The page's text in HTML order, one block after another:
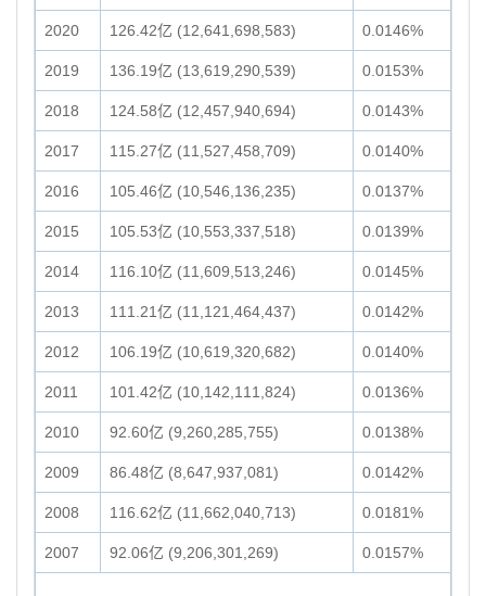
2020 126.42亿 (12,641,698,583) 0.0146%
2019 136.19亿 (13,619,290,539) 0.0153%
2018 124.58亿 (12,457,940,694) 0.0143%
2017 115.27亿 (11,527,458,709) 0.0140%
2016 105.46亿 (10,546,136,235) 0.0137%
2015 105.53亿 (10,553,337,518) 0.0139%
2014 116.10亿 (11,609,513,246) 0.0145%
2013 111.21亿 (11,121,464,437) 0.0142%
2012 106.19亿 (10,619,320,682) 0.0140%
2011 101.42亿 (10,142,111,824) 0.0136%
2010 92.60亿 (9,260,285,755) 0.0138%
2009 86.48亿 (8,647,937,081) 0.0142%
2008 116.62亿 (11,662,040,713) 0.0181%
2007 92.06亿 (9,206,301,269) 0.0157%